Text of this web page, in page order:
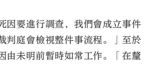
因要進行調查，我們會成立事件
判庭會檢視整件事流程。」至於
由未明前暫時如常工作。「在釐